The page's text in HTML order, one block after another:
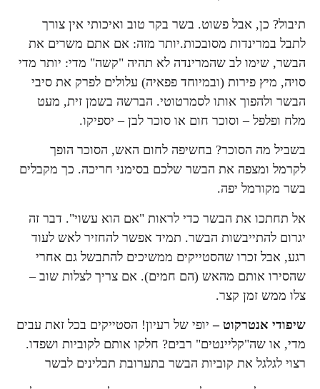
תיבול? כן, אבל פשוט. בשר בקר טוב ואיכותי אין צורך
לתבל במרינדות מסובכות.יותר מזה: אם אתם משרים את
הבשר, שימו לב שהמרינדה לא תהיה "קשה" מדי: יותר מדי
סויה, מיץ פירות (ובמיוחד פפאיה) עלולים לפרק את סיבי
הבשר ולהפוך אותו לסמרטוטי. הברשה בשמן זית, מעט
מלח ופלפל – וסוכר חום או סוכר לבן – יספיקו.
בשביל מה הסוכר? בחשיפה לחום האש, הסוכר הופך
לקרמל ומצפה את הבשר שלכם בסימני חריכה. כך מקבלים
בשר מקורמל יפה.
אל תחתכו את הבשר כדי לראות "אם הוא עשוי". דבר זה
יגרום להתייבשות הבשר. תמיד אפשר להחזיר לאש לעוד
רגע, אבל זכרו שהסטייקים ממשיכים להתבשל גם אחרי
שהסירו אותם מהאש (הם חמים). אם צריך לצלות שוב –
צלו ממש זמן קצר.
שיפודי אנטרקוט–יופי של רעיון! הסטייקים בכל זאת עבים
מדי, או שה"קליינטים" רבים? חלקו אותם לקוביות ושפדו.
רצוי לגלגל את קוביות הבשר בתערובת תבלינים לבשר